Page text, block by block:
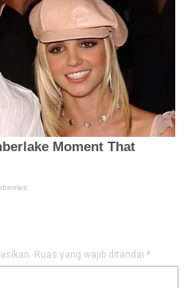
Ruas yang wajib ditandai *